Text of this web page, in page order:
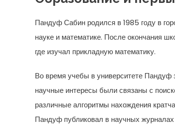
Пандуф Сабин родился в 1985 году в
науке и математике. После окончания
где изучал прикладную математику.
Во время учебы в университете Пандуф
научные интересы были связаны с
различные алгоритмы нахождения
Пандуф публиковал в научных